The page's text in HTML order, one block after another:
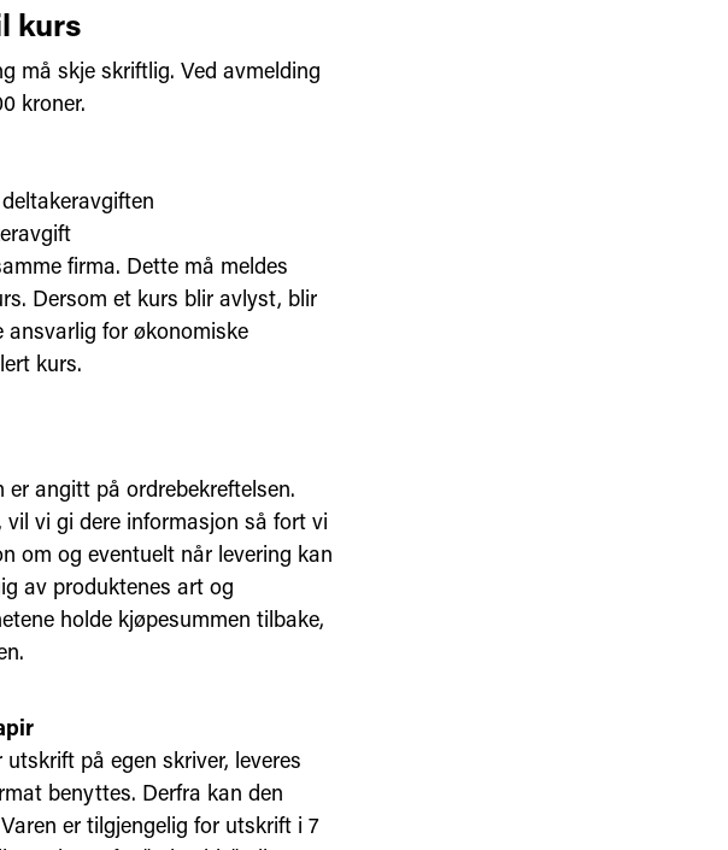
kurs
må skje skriftlig. Ved avmelding
kroner.
firma. Dette må meldes
Dersom et kurs blir avlyst, blir
for økonomiske
kurs.
angitt på ordrebekreftelsen.
vi gi dere informasjon så fort vi
om og eventuelt når levering kan
av produktenes art og
holde kjøpesummen tilbake,
på egen skriver, leveres
benyttes. Derfra kan den
er tilgjengelig for utskrift i 7